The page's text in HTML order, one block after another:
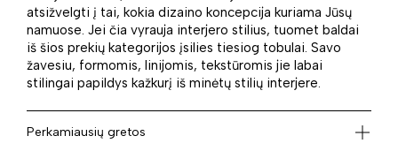
atsižvelgti į tai, kokia dizaino koncepcija kuriama Jūsų
namuose. Jei čia vyrauja interjero stilius, tuomet baldai
iš šios prekių kategorijos įsilies tiesiog tobulai. Savo
žavesiu, formomis, linijomis, tekstūromis jie labai
stilingai papildys kažkurį iš minėtų stilių interjere.
Perkamiausių gretos